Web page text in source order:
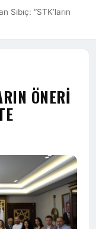
Sıbıç: “STK’ların
ÖNERI